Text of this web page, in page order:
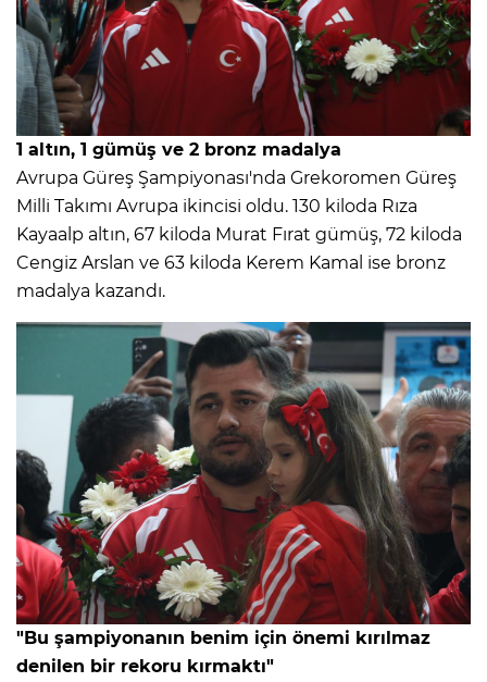
1 altın, 1 gümüş ve 2 bronz madalya
Avrupa Güreş Şampiyonası'nda Grekoromen Güreş
Milli Takımı Avrupa ikincisi oldu. 130 kiloda Rıza
Kayaalp altın, 67 kiloda Murat Fırat gümüş, 72 kiloda
Cengiz Arslan ve 63 kiloda Kerem Kamal ise bronz
madalya kazandı.
"Bu şampiyonanın benim için önemi kırılmaz
denilen bir rekoru kırmaktı"